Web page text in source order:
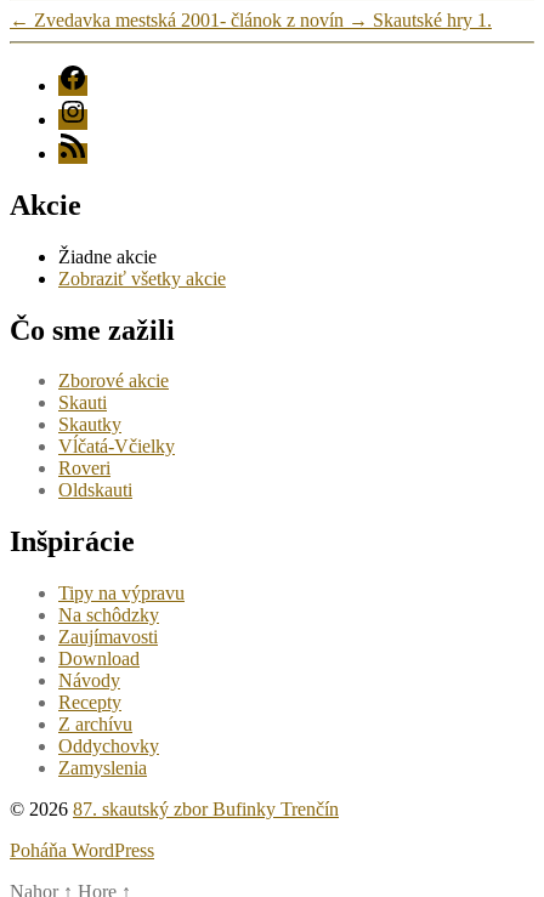
← Zvedavka mestská 2001- článok z novín → Skautské hry 1.
FB
Instagram
RSS
Akcie
Žiadne akcie
Zobraziť všetky akcie
Čo sme zažili
Zborové akcie
Skauti
Skautky
Vĺčatá-Včielky
Roveri
Oldskauti
Inšpirácie
Tipy na výpravu
Na schôdzky
Zaujímavosti
Download
Návody
Recepty
Z archívu
Oddychovky
Zamyslenia
© 2026 87. skautský zbor Bufinky Trenčín
Poháňa WordPress
Nahor ↑ Hore ↑